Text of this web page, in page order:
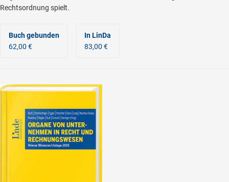
Rechtsordnung spielt.
Buch gebunden
62,00 €
In LinDa
83,00 €